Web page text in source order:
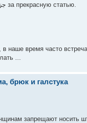
جزاك الله خيرا وبارك الله فيك за прекрасную статью.
в наше время часто
...
брюк и галстука
запрещают носить